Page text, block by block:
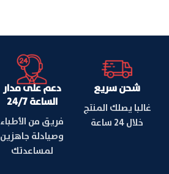
شحن سريع
غالبا يصلك المنتج
خلال 24 ساعة
دعم على مدار
الساعة 24/7
فريق من الأطباء
وصيادلة جاهزين
لمساعدتك